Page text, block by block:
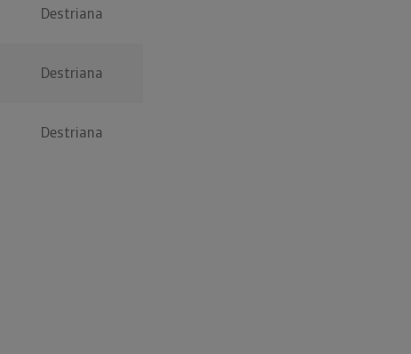
Destriana
Destriana
Destriana